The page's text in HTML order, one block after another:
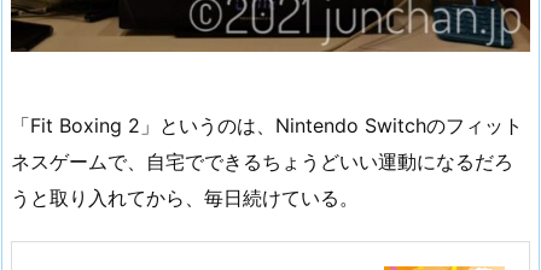
「Fit Boxing 2」というのは、Nintendo Switchのフィット
ネスゲームで、自宅でできるちょうどいい運動になるだろ
うと取り入れてから、毎日続けている。